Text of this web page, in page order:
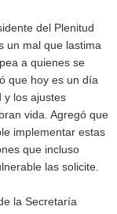
del Plenitud
un mal que lastima
a quienes se
que hoy es un día
y los ajustes
vida. Agregó que
implementar estas
que incluso
las solicite.
la Secretaría